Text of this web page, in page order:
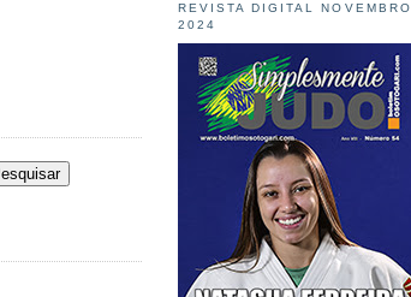
REVISTA DIGITAL NOVEMBRO
2024